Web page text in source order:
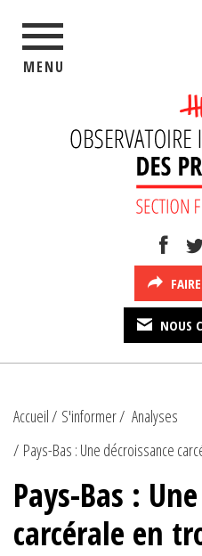
MENU
NOUS
Accueil S'informer
Analyses
Pays-Bas : Une décroissance
Pays-Bas :
carcérale en